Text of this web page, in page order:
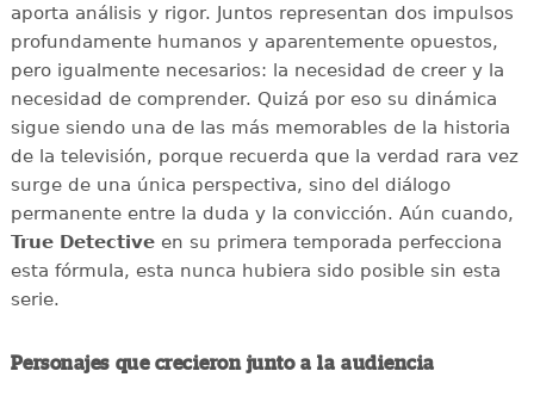
aporta análisis y rigor. Juntos representan dos impulsos
profundamente humanos y aparentemente opuestos,
pero igualmente necesarios: la necesidad de creer y la
necesidad de comprender. Quizá por eso su dinámica
sigue siendo una de las más memorables de la historia
de la televisión, porque recuerda que la verdad rara vez
surge de una única perspectiva, sino del diálogo
permanente entre la duda y la convicción. Aún cuando,
True Detectiveen su primera temporada perfecciona
esta fórmula, esta nunca hubiera sido posible sin esta
serie.
Personajes que crecieron junto a la audiencia